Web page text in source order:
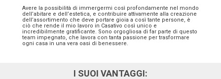
Avere la possibilità di immergermi così profondamente nel mondo
dell’abitare e dell’estetica, e contribuire attivamente alla creazione
dell’assortimento che deve portare gioia a così tante persone, è
ciò che rende il mio lavoro in Casativo così unico e
incredibilmente gratificante. Sono orgogliosa di far parte di questo
team impegnato, che lavora con tanta passione per trasformare
ogni casa in una vera oasi di benessere.
I SUOI VANTAGGI: